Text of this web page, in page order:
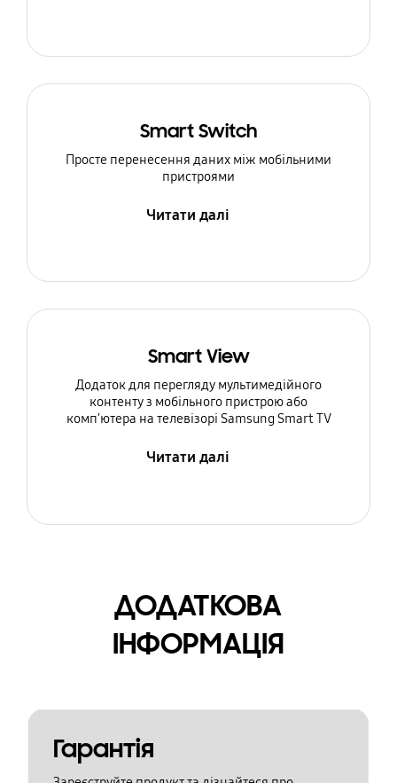
Smart Switch
Просте перенесення даних між мобільними
пристроями
Читати далі
Smart View
Додаток для перегляду мультимедійного
контенту з мобільного пристрою або
комп'ютера на телевізорі Samsung Smart TV
Читати далі
ДОДАТКОВА
ІНФОРМАЦІЯ
Гарантія